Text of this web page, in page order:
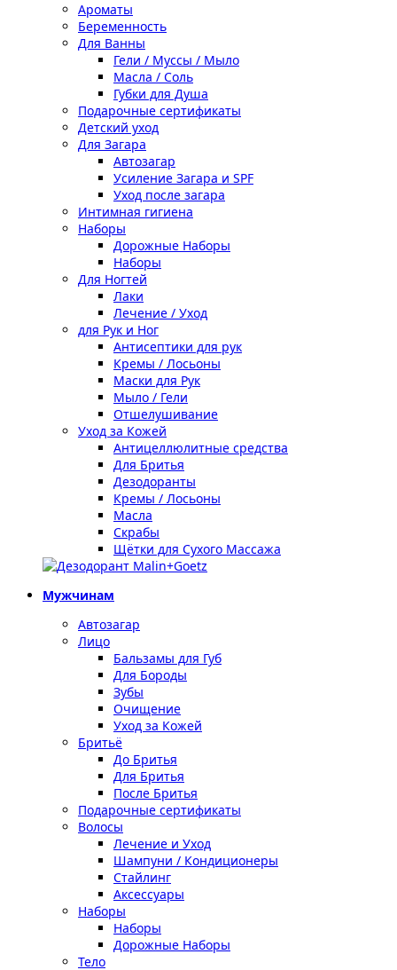
Ароматы
Беременность
Для Ванны
Гели / Муссы / Мыло
Масла / Соль
Губки для Душа
Подарочные сертификаты
Детский уход
Для Загара
Автозагар
Усиление Загара и SPF
Уход после загара
Интимная гигиена
Наборы
Дорожные Наборы
Наборы
Для Ногтей
Лаки
Лечение / Уход
для Рук и Ног
Антисептики для рук
Кремы / Лосьоны
Маски для Рук
Мыло / Гели
Отшелушивание
Уход за Кожей
Антицеллюлитные средства
Для Бритья
Дезодоранты
Кремы / Лосьоны
Масла
Скрабы
Щётки для Сухого Массажа
Мужчинам
Автозагар
Лицо
Бальзамы для Губ
Для Бороды
Зубы
Очищение
Уход за Кожей
Бритьё
До Бритья
Для Бритья
После Бритья
Подарочные сертификаты
Волосы
Лечение и Уход
Шампуни / Кондиционеры
Стайлинг
Аксессуары
Наборы
Наборы
Дорожные Наборы
Тело